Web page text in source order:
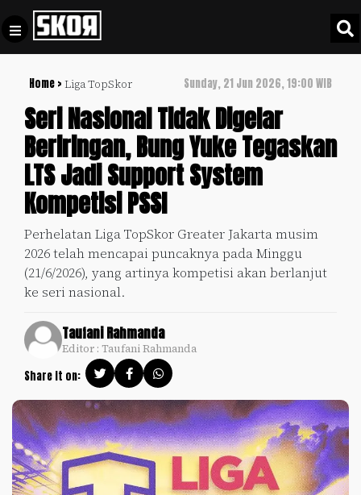
Home > Liga TopSkor Sunday, 21 Jun 2026, 19:00 WIB
Seri Nasional Tidak Digelar
Beriringan, Bung Yuke Tegaskan
LTS Jadi Support System
Kompetisi PSSI
Perhelatan Liga TopSkor Greater Jakarta musim
2026 telah mencapai puncaknya pada Minggu
(21/6/2026), yang artinya kompetisi akan berlanjut
ke seri nasional.
Taufani Rahmanda
Editor : Taufani Rahmanda
Share it on:
Football +
Culture +
Sports
Update
+
Timnas
Indonesia
SPECIAL
Video
Policy
Pedoman
Pemberitaan
Media
Siber
Disclaimer
Tentang
Kami